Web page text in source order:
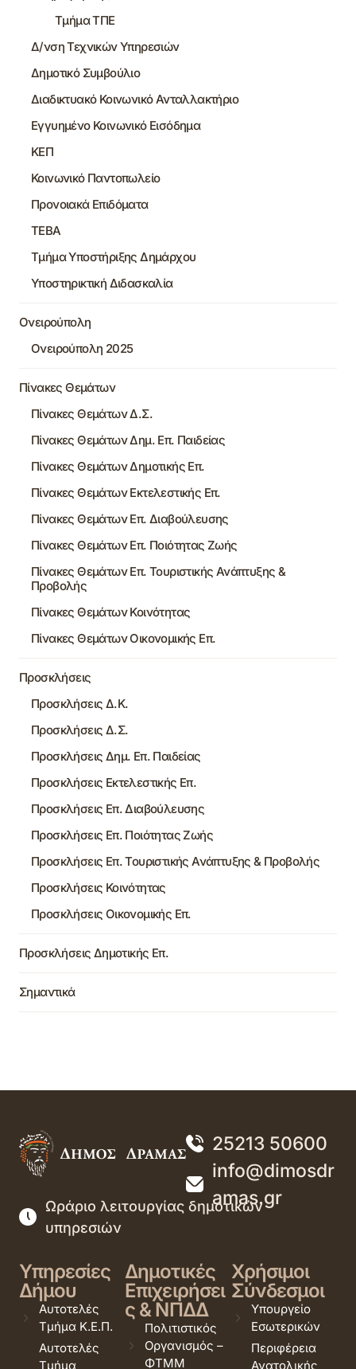
Τμήμα ΤΠΕ
Δ/νση Τεχνικών Υπηρεσιών
Δημοτικό Συμβούλιο
Διαδικτυακό Κοινωνικό Ανταλλακτήριο
Εγγυημένο Κοινωνικό Εισόδημα
ΚΕΠ
Κοινωνικό Παντοπωλείο
Προνοιακά Επιδόματα
ΤΕΒΑ
Τμήμα Υποστήριξης Δημάρχου
Υποστηρικτική Διδασκαλία
Ονειρούπολη
Ονειρούπολη 2025
Πίνακες Θεμάτων
Πίνακες Θεμάτων Δ.Σ.
Πίνακες Θεμάτων Δημ. Επ. Παιδείας
Πίνακες Θεμάτων Δημοτικής Επ.
Πίνακες Θεμάτων Εκτελεστικής Επ.
Πίνακες Θεμάτων Επ. Διαβούλευσης
Πίνακες Θεμάτων Επ. Ποιότητας Ζωής
Πίνακες Θεμάτων Επ. Τουριστικής Ανάπτυξης &
Προβολής
Πίνακες Θεμάτων Κοινότητας
Πίνακες Θεμάτων Οικονομικής Επ.
Προσκλήσεις
Προσκλήσεις Δ.Κ.
Προσκλήσεις Δ.Σ.
Προσκλήσεις Δημ. Επ. Παιδείας
Προσκλήσεις Εκτελεστικής Επ.
Προσκλήσεις Επ. Διαβούλευσης
Προσκλήσεις Επ. Ποιότητας Ζωής
Προσκλήσεις Επ. Τουριστικής Ανάπτυξης & Προβολής
Προσκλήσεις Κοινότητας
Προσκλήσεις Οικονομικής Επ.
Προσκλήσεις Δημοτικής Επ.
Σημαντικά
25213 50600
info@dimosdr
amas.gr
Ωράριο λειτουργίας δημοτικών
υπηρεσιών
Υπηρεσίες
Δήμου
Αυτοτελές
Τμήμα Κ.Ε.Π.
Αυτοτελές
Τμήμα
Δημοτικές
Επιχειρήσει
ς & ΝΠΔΔ
Πολιτιστικός
Οργανισμός –
ΦΤΜΜ
Χρήσιμοι
Σύνδεσμοι
Υπουργείο
Εσωτερικών
Περιφέρεια
Ανατολικής